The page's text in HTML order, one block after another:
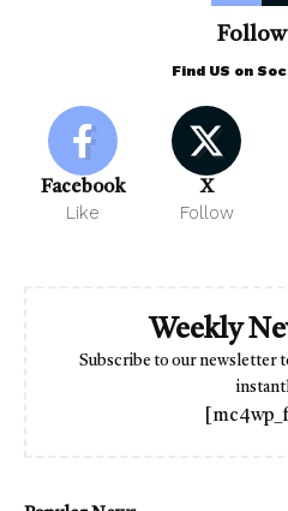
Follow
Find US on
Facebook
Like
X
Follow
Weekly
Subscribe to our newsletter